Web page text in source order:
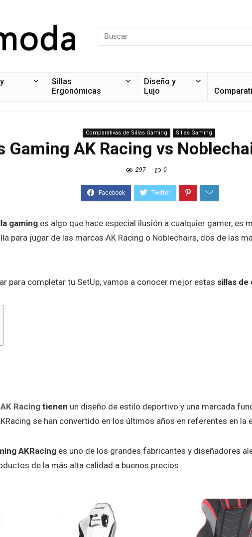
Sillas
Ergonómicas
Diseño y
Lujo
Comparativas de Sillas Gaming Sillas Gaming
Gaming AK Racing vs
297 0
gaming es algo que hace especial ilusión a cualquier gamer, es
para jugar de las marcas AK Racing o Noblechairs, dos de las
para completar tu SetUp, vamos a conocer mejor estas sillas de
Racing tienen un diseño de estilo deportivo y una marcada
se han convertido en los últimos años en referentes en la
AKRacing es uno de los grandes fabricantes y diseñadores
de la más alta calidad a buenos precios.